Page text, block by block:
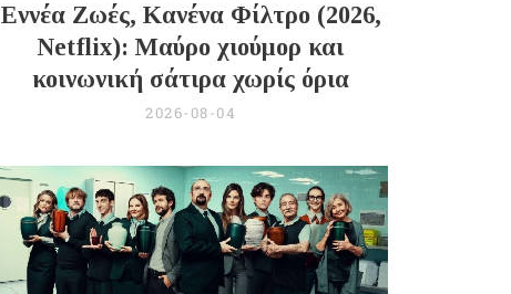
Εννέα Ζωές, Κανένα Φίλτρο (2026,
Netflix): Μαύρο χιούμορ και
κοινωνική σάτιρα χωρίς όρια
2026-08-04